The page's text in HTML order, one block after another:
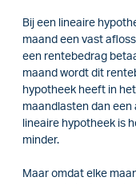
Bij een lineaire
maand een vast
een rentebedrag
maand wordt dit
hypotheek heeft in
maandlasten dan een
lineaire hypotheek is
minder.
Maar omdat elke